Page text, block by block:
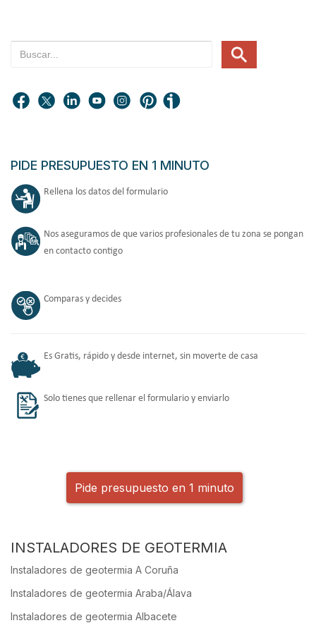
PIDE PRESUPUESTO EN 1 MINUTO
Rellena los datos del formulario
Nos aseguramos de que varios profesionales de tu zona se pongan
en contacto contigo
Comparas y decides
Es Gratis, rápido y desde internet, sin moverte de casa
Solo tienes que rellenar el formulario y enviarlo
Pide presupuesto en 1 minuto
INSTALADORES DE GEOTERMIA
Instaladores de geotermia A Coruña
Instaladores de geotermia Araba/Álava
Instaladores de geotermia Albacete